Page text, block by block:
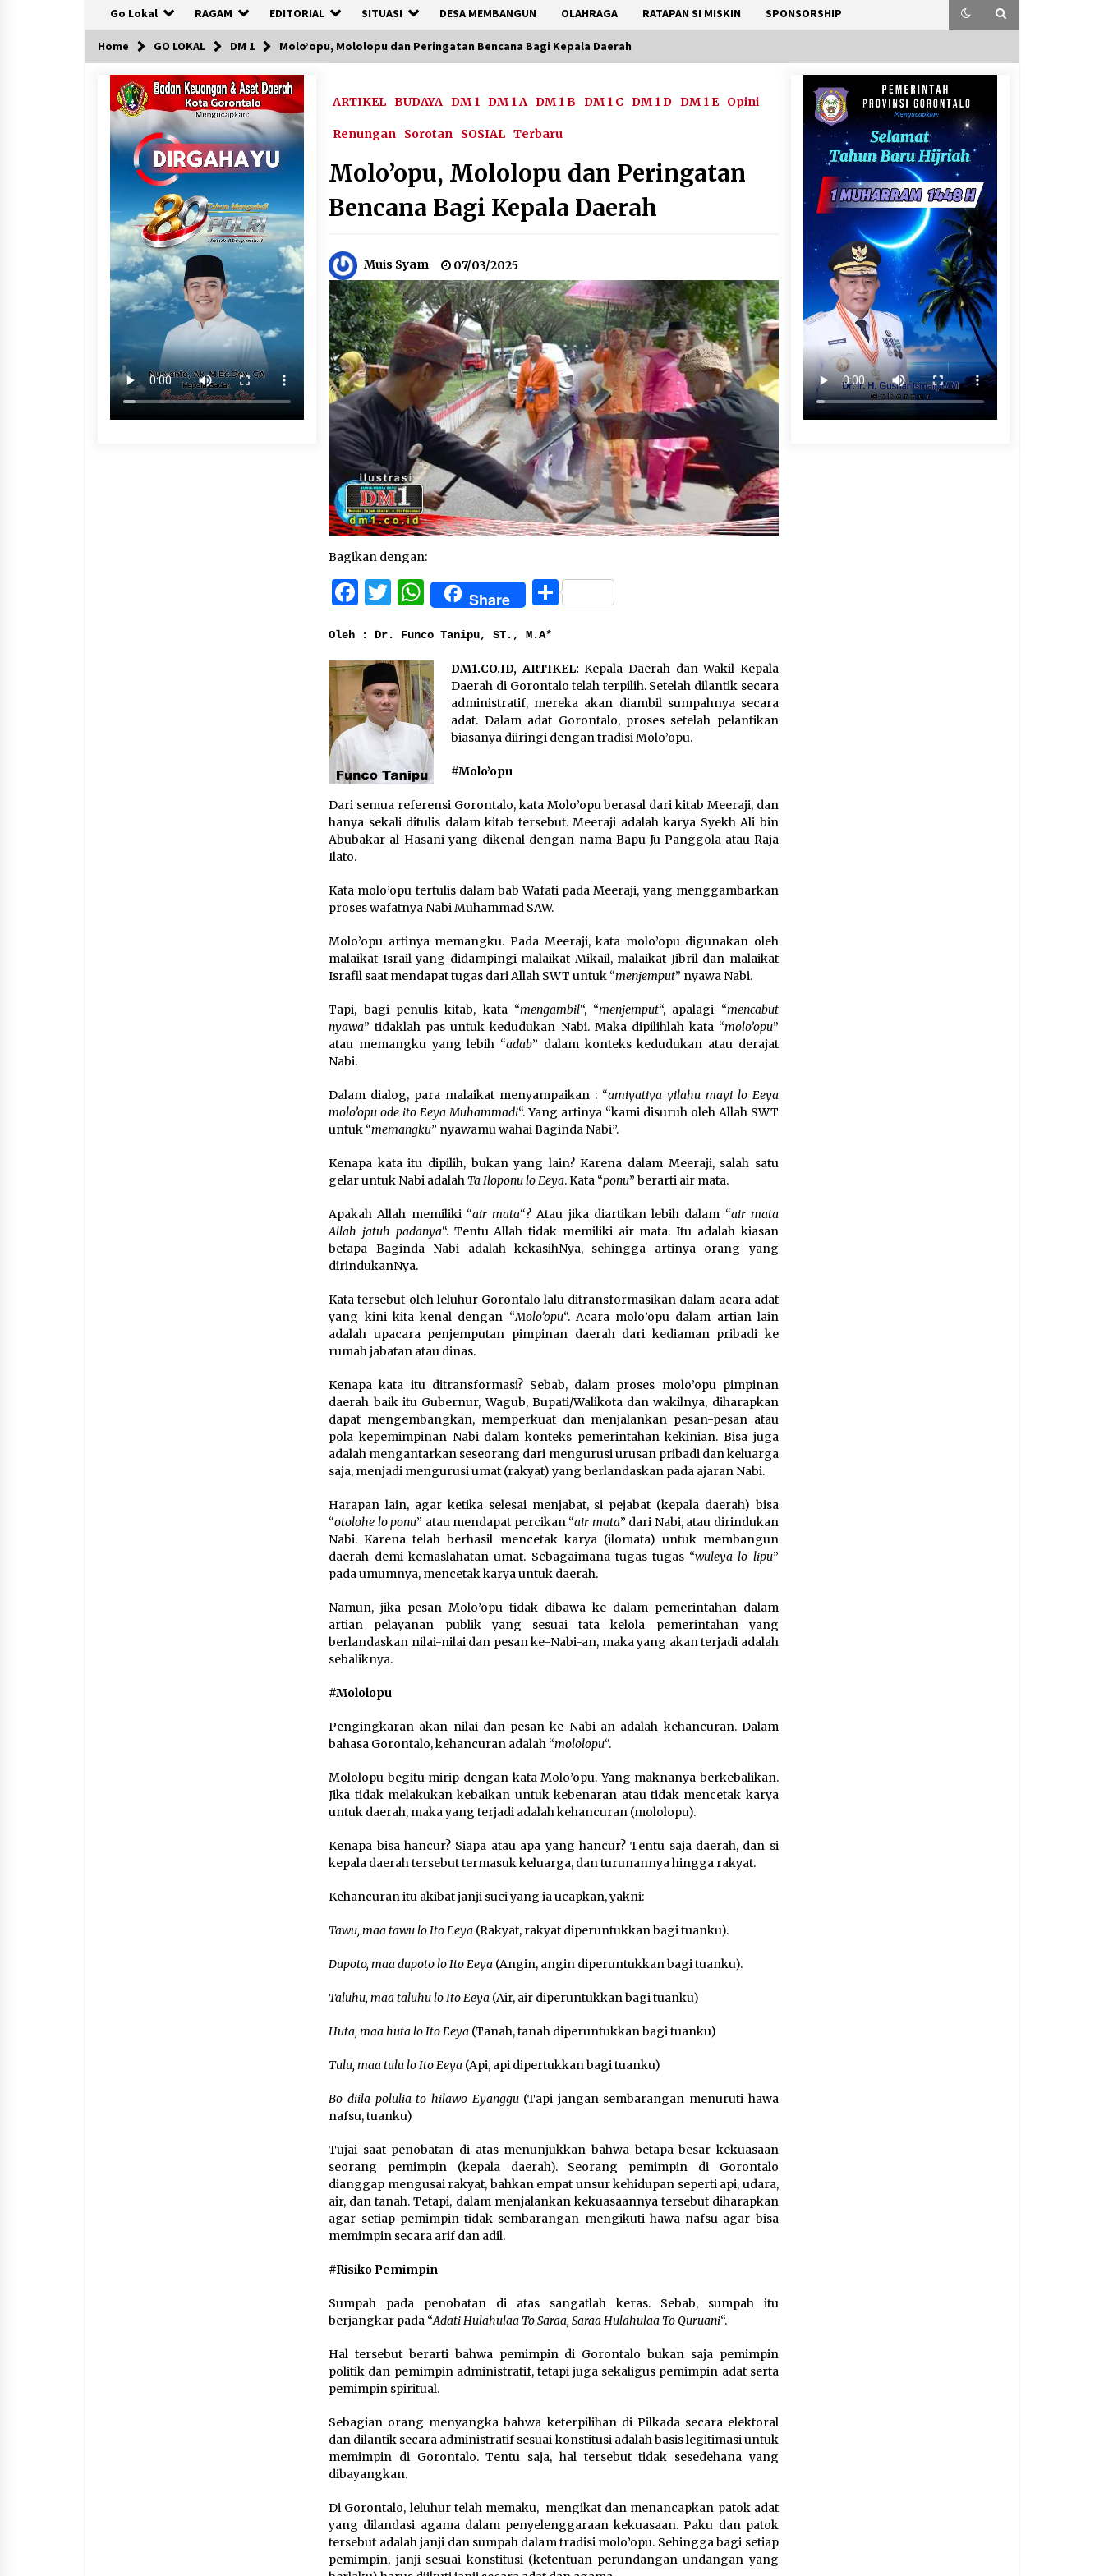
Go Lokal RAGAM EDITORIAL SITUASI DESA MEMBANGUN OLAHRAGA RATAPAN SI MISKIN SPONSORSHIP
Home GO LOKAL DM 1 Molo’opu, Mololopu dan Peringatan Bencana Bagi Kepala Daerah
ARTIKEL BUDAYA DM 1 DM 1 A DM 1 B DM 1 C DM 1 D DM 1 E Opini
Renungan Sorotan SOSIAL Terbaru
Molo’opu, Mololopu dan Peringatan
Bencana Bagi Kepala Daerah
Muis Syam 07/03/2025
Bagikan dengan:
Facebook
Twitter
WhatsApp
Share Share
Oleh : Dr. Funco Tanipu, ST., M.A*
DM1.CO.ID, ARTIKEL: Kepala Daerah dan Wakil Kepala
Daerah di Gorontalo telah terpilih. Setelah dilantik secara
administratif, mereka akan diambil sumpahnya secara
adat. Dalam adat Gorontalo, proses setelah pelantikan
biasanya diiringi dengan tradisi Molo’opu.
#Molo’opu
Dari semua referensi Gorontalo, kata Molo’opu berasal dari kitab Meeraji, dan
hanya sekali ditulis dalam kitab tersebut. Meeraji adalah karya Syekh Ali bin
Abubakar al-Hasani yang dikenal dengan nama Bapu Ju Panggola atau Raja
Ilato.
Kata molo’opu tertulis dalam bab Wafati pada Meeraji, yang menggambarkan
proses wafatnya Nabi Muhammad SAW.
Molo’opu artinya memangku. Pada Meeraji, kata molo’opu digunakan oleh
malaikat Israil yang didampingi malaikat Mikail, malaikat Jibril dan malaikat
Israfil saat mendapat tugas dari Allah SWT untuk “menjemput” nyawa Nabi.
Tapi, bagi penulis kitab, kata “mengambil“, “menjemput“, apalagi “mencabut
nyawa” tidaklah pas untuk kedudukan Nabi. Maka dipilihlah kata “molo’opu”
atau memangku yang lebih “adab” dalam konteks kedudukan atau derajat
Nabi.
Dalam dialog, para malaikat menyampaikan : “amiyatiya yilahu mayi lo Eeya
molo’opu ode ito Eeya Muhammadi“. Yang artinya “kami disuruh oleh Allah SWT
untuk “memangku” nyawamu wahai Baginda Nabi”.
Kenapa kata itu dipilih, bukan yang lain? Karena dalam Meeraji, salah satu
gelar untuk Nabi adalah Ta Iloponu lo Eeya. Kata “ponu” berarti air mata.
Apakah Allah memiliki “air mata“? Atau jika diartikan lebih dalam “air mata
Allah jatuh padanya“. Tentu Allah tidak memiliki air mata. Itu adalah kiasan
betapa Baginda Nabi adalah kekasihNya, sehingga artinya orang yang
dirindukanNya.
Kata tersebut oleh leluhur Gorontalo lalu ditransformasikan dalam acara adat
yang kini kita kenal dengan “Molo’opu“. Acara molo’opu dalam artian lain
adalah upacara penjemputan pimpinan daerah dari kediaman pribadi ke
rumah jabatan atau dinas.
Kenapa kata itu ditransformasi? Sebab, dalam proses molo’opu pimpinan
daerah baik itu Gubernur, Wagub, Bupati/Walikota dan wakilnya, diharapkan
dapat mengembangkan, memperkuat dan menjalankan pesan-pesan atau
pola kepemimpinan Nabi dalam konteks pemerintahan kekinian. Bisa juga
adalah mengantarkan seseorang dari mengurusi urusan pribadi dan keluarga
saja, menjadi mengurusi umat (rakyat) yang berlandaskan pada ajaran Nabi.
Harapan lain, agar ketika selesai menjabat, si pejabat (kepala daerah) bisa
“otolohe lo ponu” atau mendapat percikan “air mata” dari Nabi, atau dirindukan
Nabi. Karena telah berhasil mencetak karya (ilomata) untuk membangun
daerah demi kemaslahatan umat. Sebagaimana tugas-tugas “wuleya lo lipu”
pada umumnya, mencetak karya untuk daerah.
Namun, jika pesan Molo’opu tidak dibawa ke dalam pemerintahan dalam
artian pelayanan publik yang sesuai tata kelola pemerintahan yang
berlandaskan nilai-nilai dan pesan ke-Nabi-an, maka yang akan terjadi adalah
sebaliknya.
#Mololopu
Pengingkaran akan nilai dan pesan ke-Nabi-an adalah kehancuran. Dalam
bahasa Gorontalo, kehancuran adalah “mololopu“.
Mololopu begitu mirip dengan kata Molo’opu. Yang maknanya berkebalikan.
Jika tidak melakukan kebaikan untuk kebenaran atau tidak mencetak karya
untuk daerah, maka yang terjadi adalah kehancuran (mololopu).
Kenapa bisa hancur? Siapa atau apa yang hancur? Tentu saja daerah, dan si
kepala daerah tersebut termasuk keluarga, dan turunannya hingga rakyat.
Kehancuran itu akibat janji suci yang ia ucapkan, yakni:
Tawu, maa tawu lo Ito Eeya (Rakyat, rakyat diperuntukkan bagi tuanku).
Dupoto, maa dupoto lo Ito Eeya (Angin, angin diperuntukkan bagi tuanku).
Taluhu, maa taluhu lo Ito Eeya (Air, air diperuntukkan bagi tuanku)
Huta, maa huta lo Ito Eeya (Tanah, tanah diperuntukkan bagi tuanku)
Tulu, maa tulu lo Ito Eeya (Api, api dipertukkan bagi tuanku)
Bo diila polulia to hilawo Eyanggu(Tapi jangan sembarangan menuruti hawa
nafsu, tuanku)
Tujai saat penobatan di atas menunjukkan bahwa betapa besar kekuasaan
seorang pemimpin (kepala daerah). Seorang pemimpin di Gorontalo
dianggap mengusai rakyat, bahkan empat unsur kehidupan seperti api, udara,
air, dan tanah. Tetapi, dalam menjalankan kekuasaannya tersebut diharapkan
agar setiap pemimpin tidak sembarangan mengikuti hawa nafsu agar bisa
memimpin secara arif dan adil.
#Risiko Pemimpin
Sumpah pada penobatan di atas sangatlah keras. Sebab, sumpah itu
berjangkar pada “Adati Hulahulaa To Saraa, Saraa Hulahulaa To Quruani“.
Hal tersebut berarti bahwa pemimpin di Gorontalo bukan saja pemimpin
politik dan pemimpin administratif, tetapi juga sekaligus pemimpin adat serta
pemimpin spiritual.
Sebagian orang menyangka bahwa keterpilihan di Pilkada secara elektoral
dan dilantik secara administratif sesuai konstitusi adalah basis legitimasi untuk
memimpin di Gorontalo. Tentu saja, hal tersebut tidak sesedehana yang
dibayangkan.
Di Gorontalo, leluhur telah memaku, mengikat dan menancapkan patok adat
yang dilandasi agama dalam penyelenggaraan kekuasaan. Paku dan patok
tersebut adalah janji dan sumpah dalam tradisi molo’opu. Sehingga bagi setiap
pemimpin, janji sesuai konstitusi (ketentuan perundangan-undangan yang